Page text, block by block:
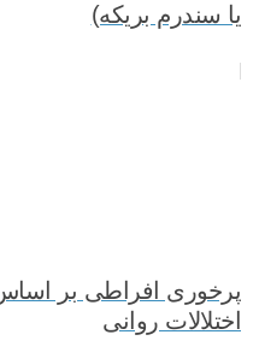
یا سندرم بریکه)
پرخوری افراطی بر
اختلالات روانی